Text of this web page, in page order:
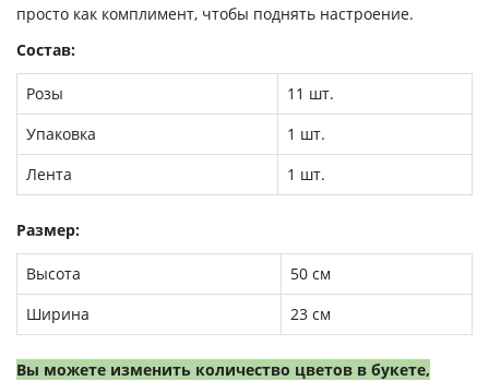
просто как комплимент, чтобы поднять настроение.
Состав:
Розы
11 шт.
Упаковка
1 шт.
Лента
1 шт.
Размер:
Высота
50 см
Ширина
23 см
Вы можете изменить количество цветов в букете,